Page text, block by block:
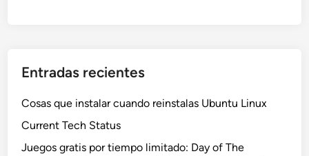
Entradas recientes
Cosas que instalar cuando reinstalas Ubuntu Linux
Current Tech Status
Juegos gratis por tiempo limitado: Day of The